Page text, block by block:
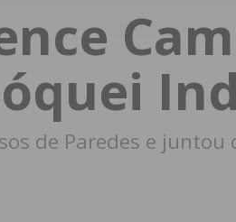
de Paredes e juntou